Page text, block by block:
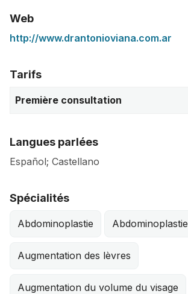
Web
http://www.drantonioviana.com.ar
Tarifs
Première consultation
Langues parlées
Español; Castellano
Spécialités
Abdominoplastie Abdominoplastie
Augmentation des lèvres
Augmentation du volume du visage